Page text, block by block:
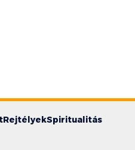
RejtélyekSpiritualitás